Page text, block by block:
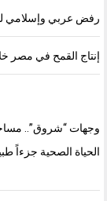
رفض عربي وإسلامي
إنتاج القمح في مصر خلال موسم 2026،
وجهات “شروق”..
الحياة الصحية جزءاً